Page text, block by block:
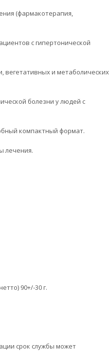
(фармакотерапия,
с гипертонической
вегетативных и метаболических
болезни у людей с
компактный формат.
лечения.
90+/-30 г.
срок службы может